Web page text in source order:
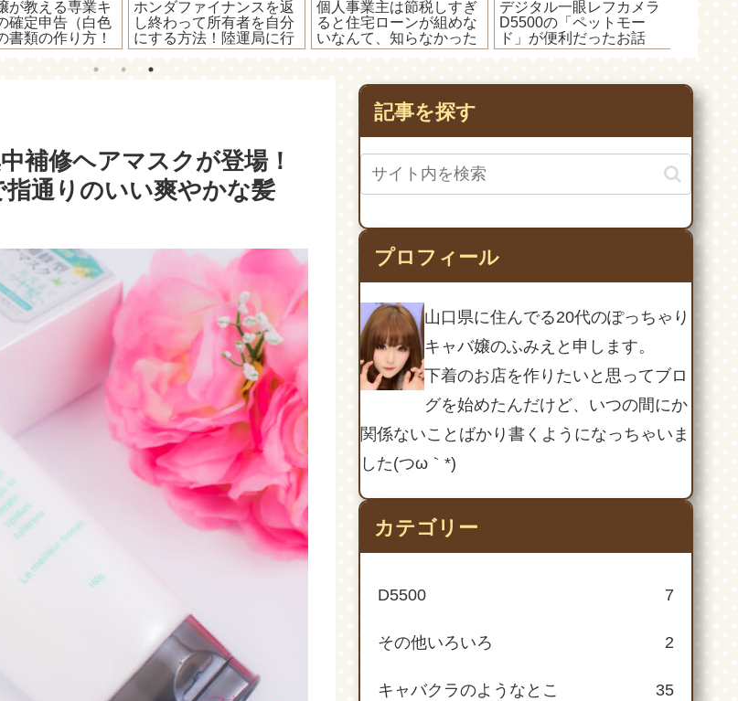
の確定申告に
で使える「やよ
申告オンライ
オススメ！
ホンダファイナンスの自
動車ローンを繰り上げ一
括返済してみた！(=ﾟωﾟ)
ﾉ 電話一本で手続き完了♪
やよいの白色申告オンラ
インを使ってみよう！
【①初期設定編】～経費
を追加してみる！～
セルスターの「CSD-
500FHR」っていうドラ
イブレコーダーが故障？
もしかしたらマイクロ
も！？
補修ヘアマスクが登場！
通りのいい爽やかな髪
記事を探す
プロフィール
山口県に住んでる20代のぽっちゃり
キャバ嬢のふみえと申します。
下着のお店を作りたいと思ってブロ
グを始めたんだけど、いつの間にか
関係ないことばかり書くようになっちゃいま
した(つω｀*)
カテゴリー
D5500 7
その他いろいろ 2
キャバクラのようなとこ 35